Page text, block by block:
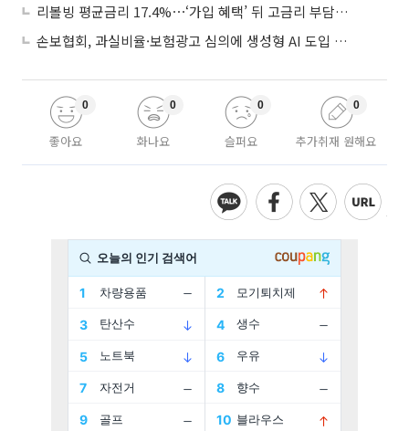
리볼빙 평균금리 17.4%⋯‘가입 혜택’ 뒤 고금리 부담 주의
손보협회, 과실비율·보험광고 심의에 생성형 AI 도입 추진
좋아요
0
화나요
0
슬퍼요
0
추가취재 원해요
0